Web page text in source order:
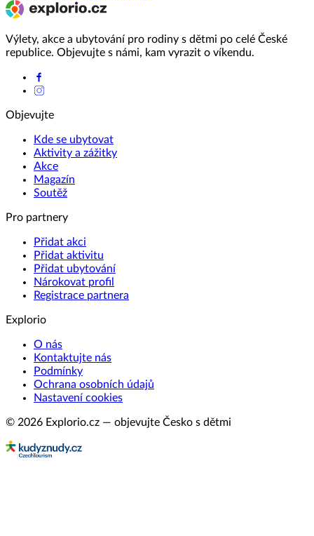
Výlety, akce a ubytování pro rodiny s dětmi po celé České
republice. Objevujte s námi, kam vyrazit o víkendu.
Objevujte
Kde se ubytovat
Aktivity a zážitky
Akce
Magazín
Soutěž
Pro partnery
Přidat akci
Přidat aktivitu
Přidat ubytování
Nárokovat profil
Registrace partnera
Explorio
O nás
Kontaktujte nás
Podmínky
Ochrana osobních údajů
Nastavení cookies
© 2026 Explorio.cz — objevujte Česko s dětmi